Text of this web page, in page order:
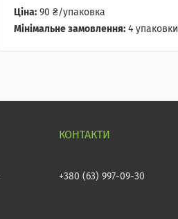
Ціна: 90 ₴/упаковка
Мінімальне замовлення: 4 упаковки
+380 (63) 997-09-30